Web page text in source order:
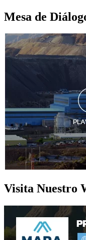
Mesa de
Visita Nuestro